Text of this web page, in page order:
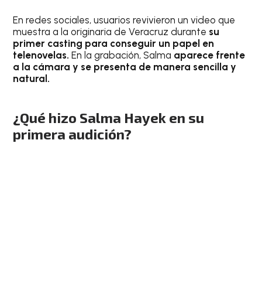
En redes sociales, usuarios revivieron un video que
muestra a la originaria de Veracruz durante su
primer casting para conseguir un papel en
telenovelas. En la grabación, Salma aparece frente
a la cámara y se presenta de manera sencilla y
natural.
¿Qué hizo Salma Hayek en su
primera audición?